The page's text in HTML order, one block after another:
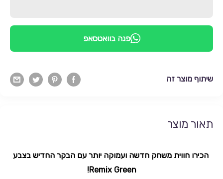
פנה בוואטסאפ
שיתוף מוצר זה
תאור מוצר
הכירו חווית משחק חדשה ועמוקה יותר עם הבקר החדיש בצבע
Remix Green!